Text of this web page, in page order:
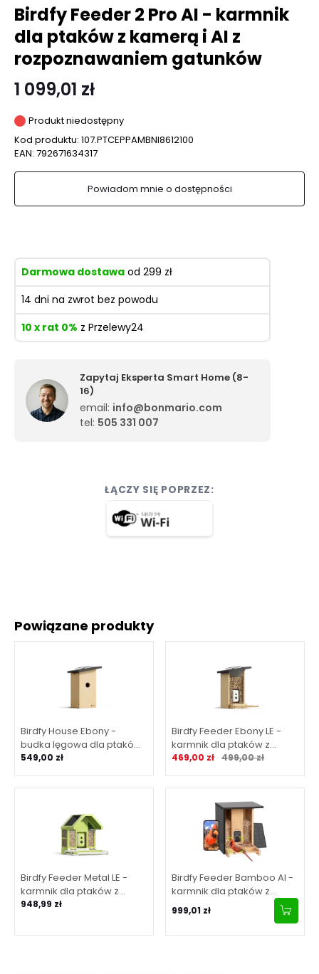
ŁĄCZY SIĘ POPRZEZ:
Powiązane produkty
Birdfy House Ebony -
budka lęgowa dla ptaków
z kamerą
549,00 zł
Birdfy Feeder Ebony LE -
karmnik dla ptaków z
kamerą
Cena promocyjna
469,00 zł Normalna cena
499,00 zł
Birdfy Feeder Metal LE -
karmnik dla ptaków z
kamerą
948,99 zł
Birdfy Feeder Bamboo AI -
karmnik dla ptaków z
kamerą i AI z
rozpoznawaniem
gatunków
999,01 zł
Birdfy Feeder 2 Pro AI - karmnik
dla ptaków z kamerą i AI z
rozpoznawaniem gatunków
1 099,01 zł
Produkt niedostępny
Kod produktu: 107.PTCEPPAMBNI8612100
EAN: 792671634317
Powiadom mnie o dostępności
Darmowa dostawa od 299 zł
14 dni na zwrot bez powodu
10 x rat 0% z Przelewy24
Zapytaj Eksperta Smart Home (8-
16)
email: info@bonmario.com
tel: 505 331 007